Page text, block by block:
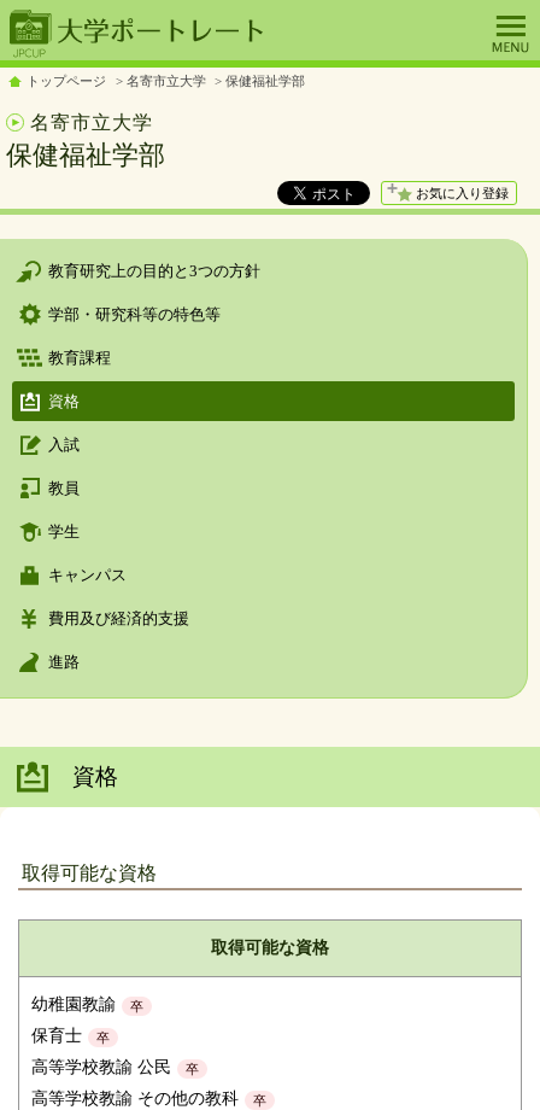
トップページ 名寄市立大学 保健福祉学部
名寄市立大学
保健福祉学部
お気に入り登録
教育研究上の目的と3つの方針
学部・研究科等の特色等
教育課程
資格
入試
教員
学生
キャンパス
費用及び経済的支援
進路
資格
取得可能な資格
取得可能な資格
幼稚園教諭 卒
保育士 卒
高等学校教諭 公民 卒
高等学校教諭 その他の教科 卒